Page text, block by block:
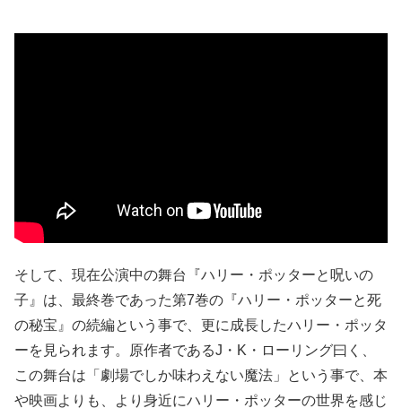
そして、現在公演中の舞台『ハリー・ポッターと呪いの
子』は、最終巻であった第7巻の『ハリー・ポッターと死
の秘宝』の続編という事で、更に成長したハリー・ポッタ
ーを見られます。原作者であるJ ・ K ・ローリング曰く、
この舞台は「 劇場でしか味わえない魔法」という事で、本
や映画よりも、より身近にハリー・ポッターの世界を感じ